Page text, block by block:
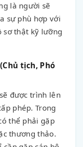
là người sẽ
sự phù hợp với
sơ thật kỹ lưỡng
tịch, Phó
được trình lên
phép. Trong
thể phải gặp
thương thảo.